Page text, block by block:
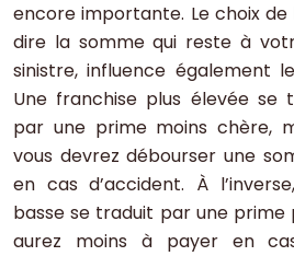
encore importante. Le choix
dire la somme qui reste à
sinistre, influence également
Une franchise plus élevée se
par une prime moins chère,
vous devrez débourser une
en cas d’accident. À
basse se traduit par une prime
aurez moins à payer en